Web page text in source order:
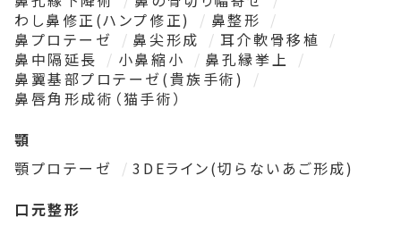
わし鼻修正(ハンプ修正)
鼻整形
鼻プロテーゼ
鼻尖形成
耳介軟骨移植
鼻中隔延長
小鼻縮小
鼻孔縁挙上
鼻翼基部プロテーゼ(貴族手術)
鼻唇角形成術（猫手術）
顎
顎プロテーゼ
3DEライン(切らないあご形成)
口元整形